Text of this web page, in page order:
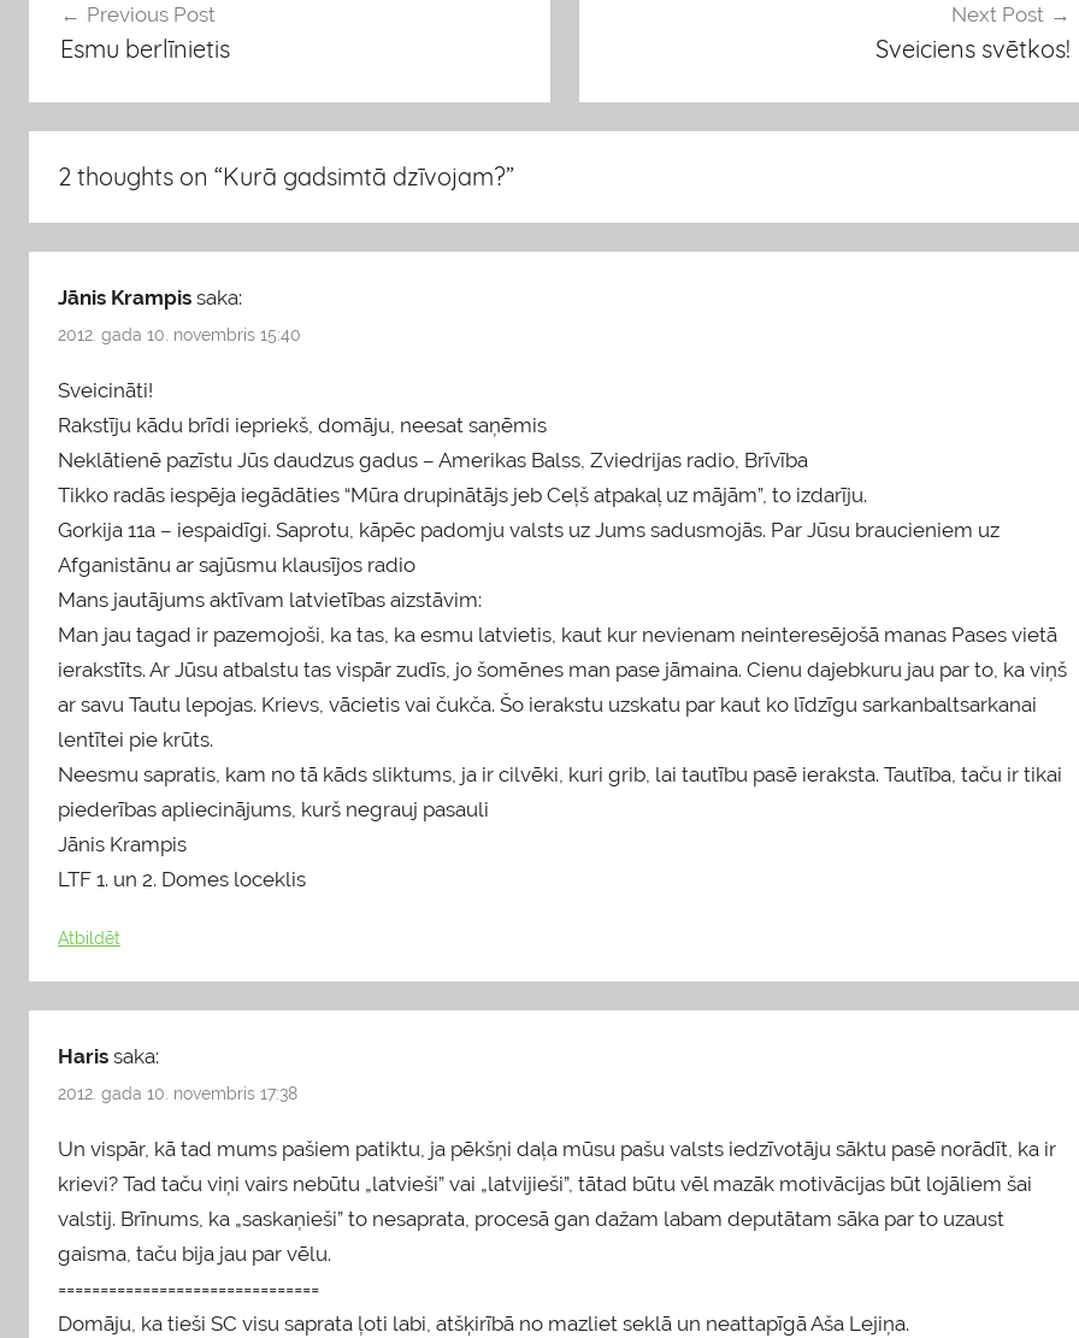
d
o
s
Ziņu
izvēlne
Previous Post
Esmu berlīnietis
Next Post
Sveiciens svētkos!
2 thoughts on “Kurā gadsimtā dzīvojam?”
Jānis Krampis saka:
2012. gada 10. novembris 15:40
Sveicināti!
Rakstīju kādu brīdi iepriekš, domāju, neesat saņēmis
Neklātienē pazīstu Jūs daudzus gadus – Amerikas Balss, Zviedrijas radio, Brīvība
Tikko radās iespēja iegādāties “Mūra drupinātājs jeb Ceļš atpakaļ uz mājām”, to izdarīju.
Gorkija 11a – iespaidīgi. Saprotu, kāpēc padomju valsts uz Jums sadusmojās. Par Jūsu braucieniem uz
Afganistānu ar sajūsmu klausījos radio
Mans jautājums aktīvam latvietības aizstāvim:
Man jau tagad ir pazemojoši, ka tas, ka esmu latvietis, kaut kur nevienam neinteresējošā manas Pases vietā
ierakstīts. Ar Jūsu atbalstu tas vispār zudīs, jo šomēnes man pase jāmaina. Cienu dajebkuru jau par to, ka viņš
ar savu Tautu lepojas. Krievs, vācietis vai čukča. Šo ierakstu uzskatu par kaut ko līdzīgu sarkanbaltsarkanai
lentītei pie krūts.
Neesmu sapratis, kam no tā kāds sliktums, ja ir cilvēki, kuri grib, lai tautību pasē ieraksta. Tautība, taču ir tikai
piederības apliecinājums, kurš negrauj pasauli
Jānis Krampis
LTF 1. un 2. Domes loceklis
Atbildēt
Haris saka:
2012. gada 10. novembris 17:38
Un vispār, kā tad mums pašiem patiktu, ja pēkšņi daļa mūsu pašu valsts iedzīvotāju sāktu pasē norādīt, ka ir
krievi? Tad taču viņi vairs nebūtu „latvieši” vai „latvijieši”, tātad būtu vēl mazāk motivācijas būt lojāliem šai
valstij. Brīnums, ka „saskaņieši” to nesaprata, procesā gan dažam labam deputātam sāka par to uzaust
gaisma, taču bija jau par vēlu.
===============================
Domāju, ka tieši SC visu saprata ļoti labi, atšķirībā no mazliet seklā un neattapīgā Aša Lejiņa.